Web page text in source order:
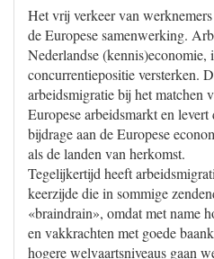
Het vrij verkeer van
de Europese samenwerking.
Nederlandse (kennis)economie,
concurrentiepositie versterken.
arbeidsmigratie bij het matchen
Europese arbeidsmarkt en levert
bijdrage aan de Europese
als de landen van herkomst.
Tegelijkertijd heeft
keerzijde die in sommige
«braindrain», omdat met name
en vakkrachten met goede
hogere welvaartsniveaus gaan